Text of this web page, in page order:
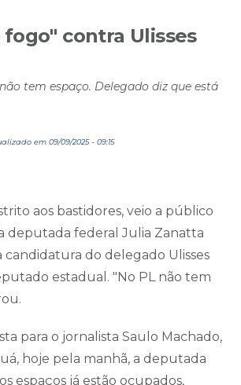
contra Ulisses
tem espaço. Delegado diz que está
em 09/09/2025 - 09:15
aos bastidores, veio a público
deputada federal Julia Zanatta
candidatura do delegado Ulisses
estadual. "No PL não tem
para o jornalista Saulo Machado,
hoje pela manhã, a deputada
espaços já estão ocupados,